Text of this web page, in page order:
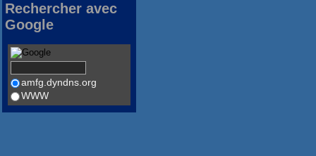
Rechercher avec
Google
amfg.dyndns.org
WWW